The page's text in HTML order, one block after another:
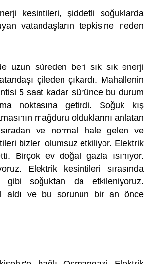
kesintileri, şiddetli soğuklarda
vatandaşların tepkisine neden
uzun süreden beri sık sık enerji
çileden çıkardı. Mahallenin
5 saat kadar sürünce bu durum
noktasına getirdi. Soğuk kış
mağduru olduklarını anlatan
sıradan ve normal hale gelen ve
bizleri olumsuz etkiliyor. Elektrik
Birçok ev doğal gazla ısınıyor.
Elektrik kesintileri sırasında
gibi soğuktan da etkileniyoruz.
aldı ve bu sorunun bir an önce